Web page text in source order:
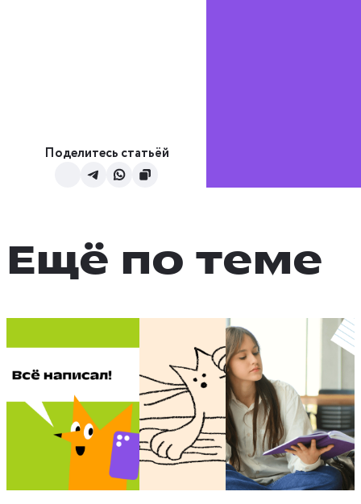
Поделитесь статьёй
Ещё по теме